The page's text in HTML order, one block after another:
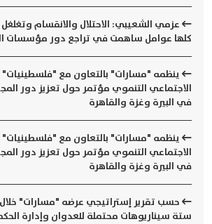
عزمي الشعيبي: الاحتلال والانقسام وتغلغل
كلها عوامل ساهمت في تراجع دور مؤسسات
ينظمه "مسارات" بالتعاون مع "فلسطينيات"
الاجتماعي التنموي مؤتمر حول تعزيز دور
في البيرة وغزة والقاهرة
ينظمه "مسارات" بالتعاون مع "فلسطينيات"
الاجتماعي التنموي مؤتمر حول تعزيز دور
في البيرة وغزة والقاهرة
حسب تقرير إستراتيجي عرضه "مسارات" خلال
ستة سيناريوهات محتملة للعدوان وإدارة